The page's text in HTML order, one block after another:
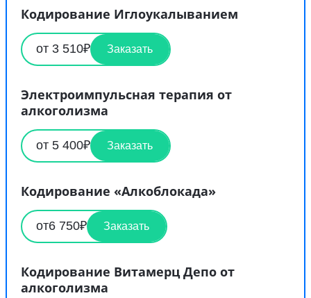
Кодирование Иглоукалыванием
от 3 510₽ Заказать
Электроимпульсная терапия от
алкоголизма
от 5 400₽ Заказать
Кодирование «Алкоблокада»
от6 750₽ Заказать
Кодирование Витамерц Депо от
алкоголизма